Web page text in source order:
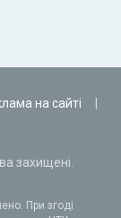
на сайті
захищені.
При згоді